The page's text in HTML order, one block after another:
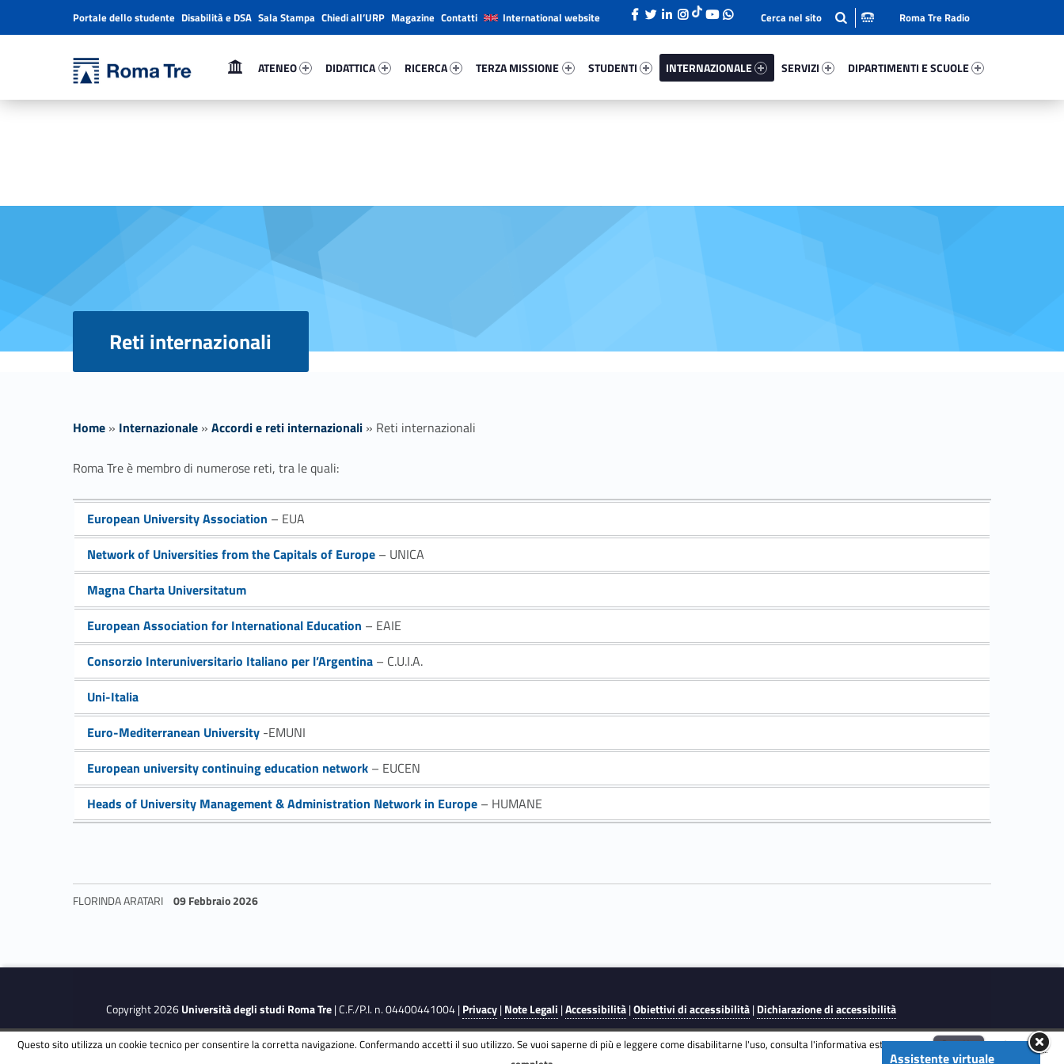
Reti internazionali - Università Roma Tre
Primary Menu
ATENEO
DIDATTICA
RICERCA
TERZA MISSIONE
STUDENTI
INTERNAZIONALE
SERVIZI
DIPARTIMENTI E SCUOLE
Header info sidebar
Portale dello studente Disabilità e DSA Sala Stampa Chiedi all’URP Magazine Contatti International website Roma Tre Radio
Reti internazionali
Home » Internazionale » Accordi e reti internazionali » Reti internazionali
R
e
t
i
i
n
t
e
r
n
z
o
n
Roma Tre è membro di numerose reti, tra le quali:
Link identifier #identifier__145888-1
European University Association – EUA
Link identifier #identifier__47199-2
Network of Universities from the Capitals of Europe – UNICA
Link identifier #identifier__164402-3
Magna Charta Universitatum
Link identifier #identifier__65172-4
European Association for International Education – EAIE
Link identifier #identifier__161826-5
Consorzio Interuniversitario Italiano per l’Argentina – C.U.I.A.
Link identifier #identifier__143700-6
Uni-Italia
Link identifier #identifier__197869-7
Euro-Mediterranean University -EMUNI
Link identifier #identifier__15669-8
European university continuing education network – EUCEN
Link identifier #identifier__177053-9
Heads of University Management & Administration Network in Europe – HUMANE
FLORINDA ARATARI 09 Febbraio 2026
Copyright 2026Università degli studi Roma Tre| C.F./P.I. n. 04400441004 |Privacy|Note Legali |Accessibilità|Obiettivi di accessibilità|Dichiarazione di accessibilità
Assistente virtuale
Questo sito utilizza un cookie tecnico per consentire la corretta navigazione. Confermando accetti il suo utilizzo. Se vuoi saperne di più e leggere come disabilitarne l'uso, consulta l'informativa estesa.ENG Accetta
Informativa